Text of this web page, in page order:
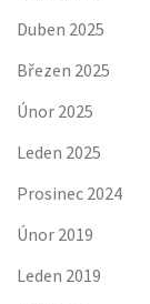
Duben 2025
Březen 2025
Únor 2025
Leden 2025
Prosinec 2024
Únor 2019
Leden 2019